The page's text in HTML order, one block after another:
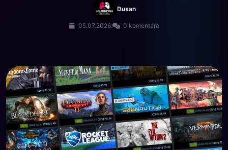
Dusan
05.07.2026. 0 komentara